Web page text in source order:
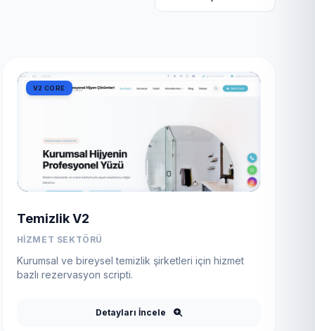
V2 CORE
Temizlik V2
HIZMET SEKTÖRÜ
Kurumsal ve bireysel temizlik şirketleri için hizmet
bazlı rezervasyon scripti.
Detayları İncele